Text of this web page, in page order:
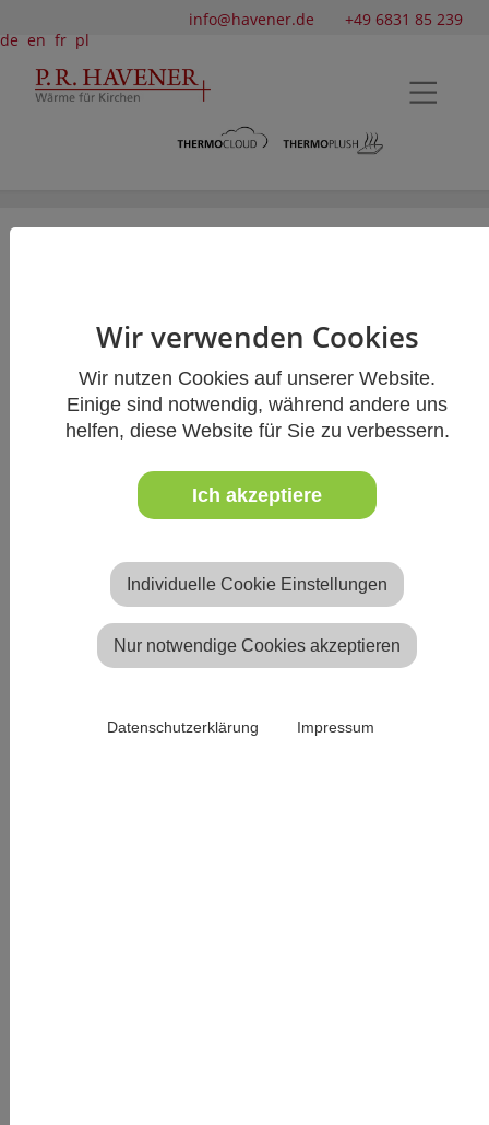
Wir verwenden Cookies
Wir nutzen Cookies auf unserer Website.
Einige sind notwendig, während andere uns
helfen, diese Website für Sie zu verbessern.
Ich akzeptiere
Individuelle Cookie Einstellungen
Nur notwendige Cookies akzeptieren
Datenschutzerklärung Impressum
info@havener.de
+49 6831 85 239
de en fr pl
Stadtkirche St. Dionys am
mit
hochwertigen Sitzpolsternaus unserem Haus
ausgestattet.
Die braunenKirchenbankpolsterder Qualität
Bankauflage Simplex Verano
" fügen sich
optimal in das warme Bild der Kirche ein.